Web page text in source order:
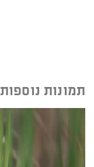
תמונות נוספות